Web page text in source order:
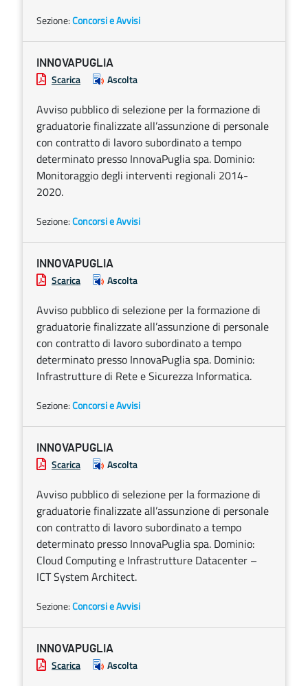
Sezione:Concorsi e Avvisi
INNOVAPUGLIA
Scarica Ascolta
Avviso pubblico di selezione per la formazione di
graduatorie finalizzate all’assunzione di personale
con contratto di lavoro subordinato a tempo
determinato presso InnovaPuglia spa. Dominio:
Monitoraggio degli interventi regionali 2014-
2020.
Sezione:Concorsi e Avvisi
INNOVAPUGLIA
Scarica Ascolta
Avviso pubblico di selezione per la formazione di
graduatorie finalizzate all’assunzione di personale
con contratto di lavoro subordinato a tempo
determinato presso InnovaPuglia spa. Dominio:
Infrastrutture di Rete e Sicurezza Informatica.
Sezione:Concorsi e Avvisi
INNOVAPUGLIA
Scarica Ascolta
Avviso pubblico di selezione per la formazione di
graduatorie finalizzate all’assunzione di personale
con contratto di lavoro subordinato a tempo
determinato presso InnovaPuglia spa. Dominio:
Cloud Computing e Infrastrutture Datacenter –
ICT System Architect.
Sezione:Concorsi e Avvisi
INNOVAPUGLIA
Scarica Ascolta